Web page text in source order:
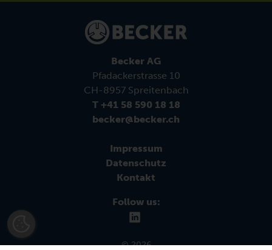
Becker AG
Pfadackerstrasse 10
CH-8957 Spreitenbach
T +41 58 590 18 18
becker@becker.ch
Impressum
Datenschutz
Kontakt
Follow us:
© 2026